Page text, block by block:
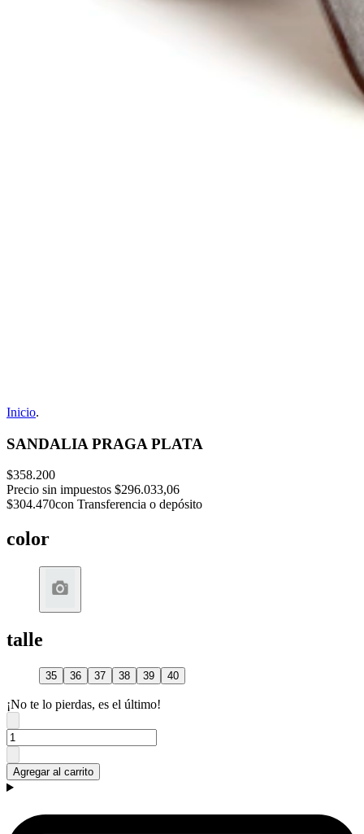
Inicio.
SANDALIA PRAGA PLATA
$358.200
Precio sin impuestos $296.033,06
$304.470con Transferencia o depósito
color
talle
35 36 37 38 39 40
¡No te lo pierdas, es el último!
Agregar al carrito